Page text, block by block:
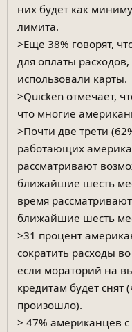
них будет как
лимита.
>Еще 38% говорят,
для оплаты
использовали карты.
>Quicken отмечает,
что многие
>Почти две трети
работающих
рассматривают
ближайшие шесть
время
ближайшие шесть
>31 процент
сократить расходы
если мораторий на
кредитам будет снят
произошло).
> 47% американцев